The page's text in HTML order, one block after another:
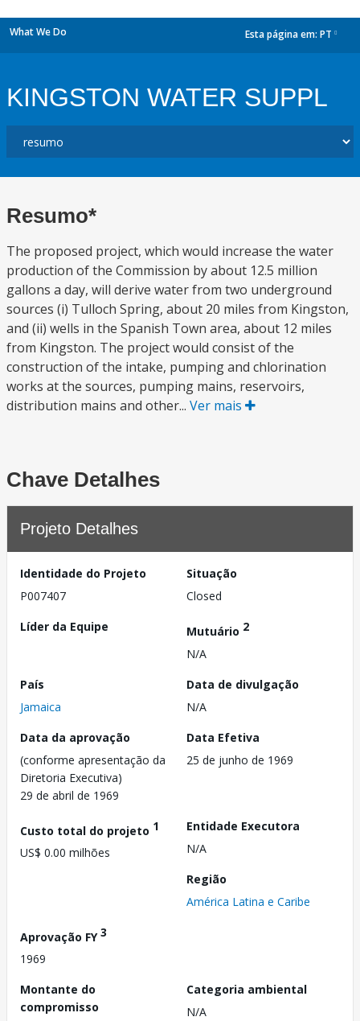
What We Do Esta página em: PT
KINGSTON WATER SUPPL
Resumo*
The proposed project, which would increase the water
production of the Commission by about 12.5 million
gallons a day, will derive water from two underground
sources (i) Tulloch Spring, about 20 miles from Kingston,
and (ii) wells in the Spanish Town area, about 12 miles
from Kingston. The project would consist of the
construction of the intake, pumping and chlorination
works at the sources, pumping mains, reservoirs,
distribution mains and other... Ver mais
Chave Detalhes
Projeto Detalhes
Identidade do Projeto
P007407
Situação
Closed
Líder da Equipe
Mutuário 2
N/A
País
Jamaica
Data de divulgação
N/A
Data da aprovação
(conforme apresentação da
Diretoria Executiva)
29 de abril de 1969
Data Efetiva
25 de junho de 1969
Custo total do projeto 1
US$ 0.00 milhões
Entidade Executora
N/A
Região
América Latina e Caribe
Aprovação FY3
1969
Montante do
compromisso
Categoria ambiental
N/A